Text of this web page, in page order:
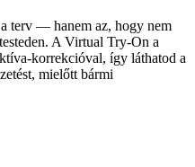
a terv — hanem az, hogy nem
A Virtual Try-On a
korrekcióval, így láthatod a
mielőtt bármi